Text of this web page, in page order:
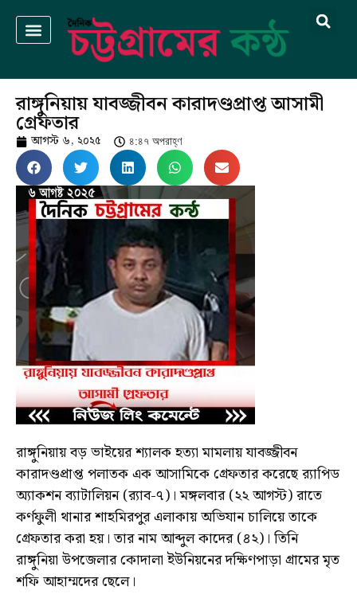
রাঙ্গুনিয়ায় যাবজ্জীবন কারাদণ্ডপ্রাপ্ত আসামী
গ্রেফতার
আগস্ট ৬, ২০২৫ ৪:৪৭ অপরাহ্ণ
রাঙ্গুনিয়ায় বড় ভাইয়ের শ্যালক হত্যা মামলায় যাবজ্জীবন
কারাদণ্ডপ্রাপ্ত পলাতক এক আসামিকে গ্রেফতার করেছে র‌্যাপিড
অ্যাকশন ব্যাটালিয়ন (র‌্যাব-৭)। মঙ্গলবার (২২ আগস্ট) রাতে
কর্ণফুলী থানার শাহমিরপুর এলাকায় অভিযান চালিয়ে তাকে
গ্রেফতার করা হয়। তার নাম আব্দুল কাদের (৪২)। তিনি
রাঙ্গুনিয়া উপজেলার কোদালা ইউনিয়নের দক্ষিণপাড়া গ্রামের মৃত
শফি আহাম্মদের ছেলে।